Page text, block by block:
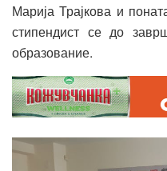
Марија Трајкова и
стипендист се до
образование.